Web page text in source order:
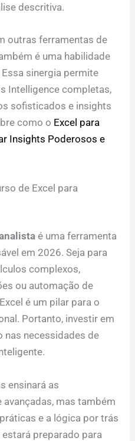
descritiva.
outras ferramentas de
é uma habilidade
sinergia permite
Intelligence completas,
sofisticados e insights
como o Excel para
Insights Poderosos e
de Excel para
é uma ferramenta
em 2026. Seja para
complexos,
ou automação de
é um pilar para o
Portanto, investir em
nas necessidades de
ensinará as
mas também
e a lógica por trás
preparado para